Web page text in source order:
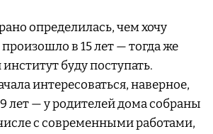
определилась, чем хочу
в 15 лет — тогда же
буду поступать.
интересоваться, наверное,
лет — у родителей дома собраны
с современными работами,